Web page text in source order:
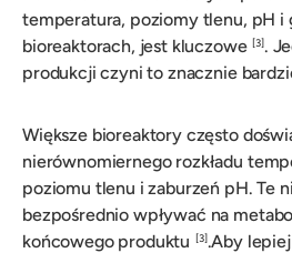
temperatura, poziomy tlenu, pH i
bioreaktorach, jest kluczowe [3].
produkcji czyni to znacznie
Większe bioreaktory często
nierównomiernego rozkładu
poziomu tlenu i zaburzeń pH. Te
bezpośrednio wpływać na
końcowego produktu
[3].Aby